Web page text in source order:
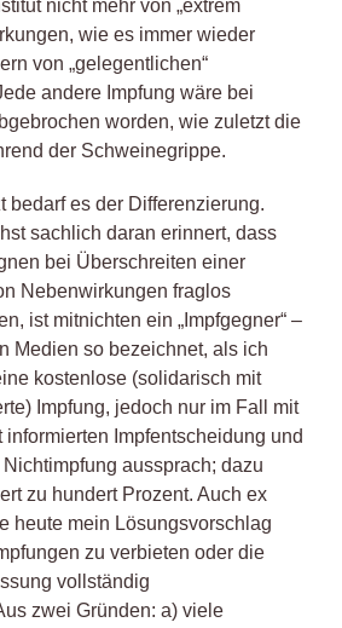
nicht mehr von „extrem
wie es immer wieder
von „gelegentlichen“
andere Impfung wäre bei
worden, wie zuletzt die
der Schweinegrippe.
bedarf es der Differenzierung.
sachlich daran erinnert, dass
bei Überschreiten einer
Nebenwirkungen fraglos
ist mitnichten ein „Impfgegner“ –
Medien so bezeichnet, als ich
kostenlose (solidarisch mit
Impfung, jedoch nur im Fall mit
Impfentscheidung und
aussprach; dazu
zu hundert Prozent. Auch ex
heute mein Lösungsvorschlag
zu verbieten oder die
vollständig
zwei Gründen: a) viele